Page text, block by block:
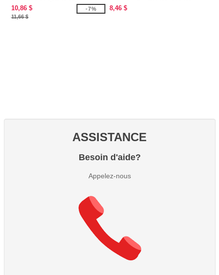
10,86 $
11,66 $
-7%
8,46 $
ASSISTANCE
Besoin d'aide?
Appelez-nous